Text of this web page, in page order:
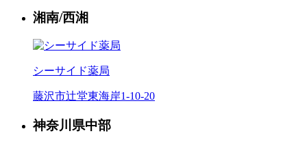
湘南/西湘
シーサイド薬局
藤沢市辻堂東海岸1-10-20
神奈川県中部